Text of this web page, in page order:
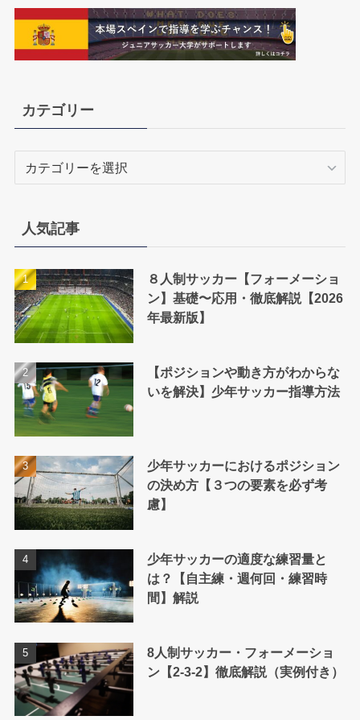
カテゴリー
ー
人気記事
８人制サッカー【フォーメーショ
ン】基礎〜応用・徹底解説【2026
年最新版】
【ポジションや動き方がわからな
いを解決】少年サッカー指導方法
少年サッカーにおけるポジション
の決め方【３つの要素を必ず考
慮】
少年サッカーの適度な練習量と
は？【自主練・週何回・練習時
間】解説
8人制サッカー・フォーメーショ
ン【2-3-2】徹底解説（実例付き）